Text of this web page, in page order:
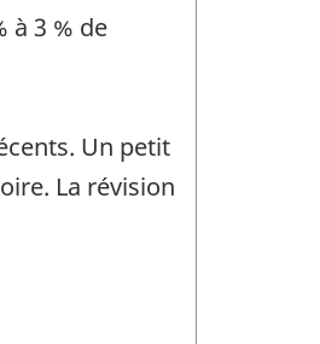
à 3 % de
Un petit
La révision